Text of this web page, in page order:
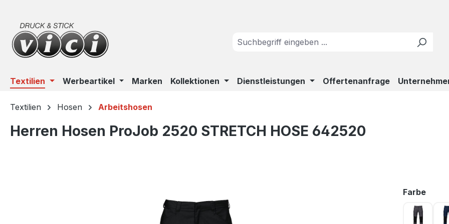
Textilien Werbeartikel Marken Kollektionen Dienstleistungen Offertenanfrage
Textilien Hosen Arbeitshosen
Herren Hosen ProJob 2520 STRETCH HOSE 642520
Farbe